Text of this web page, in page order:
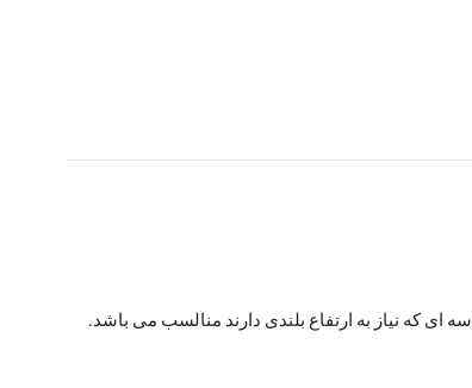
ای که نیاز به ارتفاع بلندی دارند منالسب می باشد.